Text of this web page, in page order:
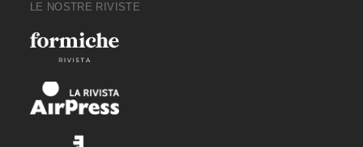
LE NOSTRE RIVISTE